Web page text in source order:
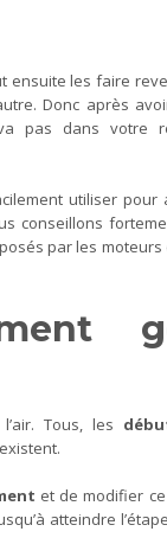
ensuite les faire
Donc après
dans votre
utiliser pour
conseillons
par les
Tous, les
et de modifier
atteindre